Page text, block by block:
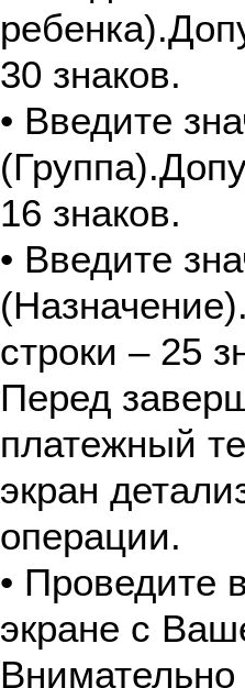
30 знаков.
• Введите
16 знаков.
• Введите
строки – 25
Перед
платежный
экран
операции.
• Проведите
экране с